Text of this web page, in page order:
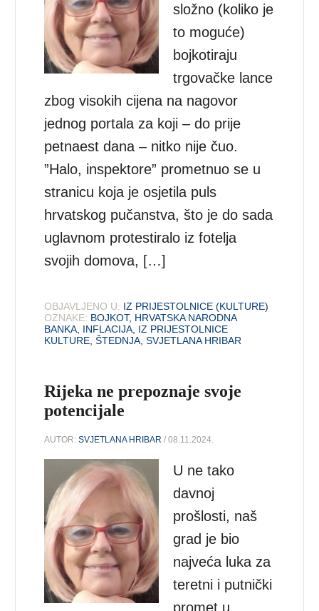
složno (koliko je
to moguće)
bojkotiraju
trgovačke lance
zbog visokih cijena na nagovor
jednog portala za koji – do prije
petnaest dana – nitko nije čuo.
”Halo, inspektore” prometnuo se u
stranicu koja je osjetila puls
hrvatskog pučanstva, što je do sada
uglavnom protestiralo iz fotelja
svojih domova, […]
OBJAVLJENO U: IZ PRIJESTOLNICE (KULTURE)
OZNAKE: BOJKOT, HRVATSKA NARODNA
BANKA INFLACIJA IZ PRIJESTOLNICE
KULTURE ,ŠTEDNJA ,SVJETLANA HRIBAR
Rijeka ne prepoznaje svoje
potencijale
AUTOR:SVJETLANA HRIBAR / 08.11.2024.
U ne tako
davnoj
prošlosti, naš
grad je bio
najveća luka za
teretni i putnički
promet u